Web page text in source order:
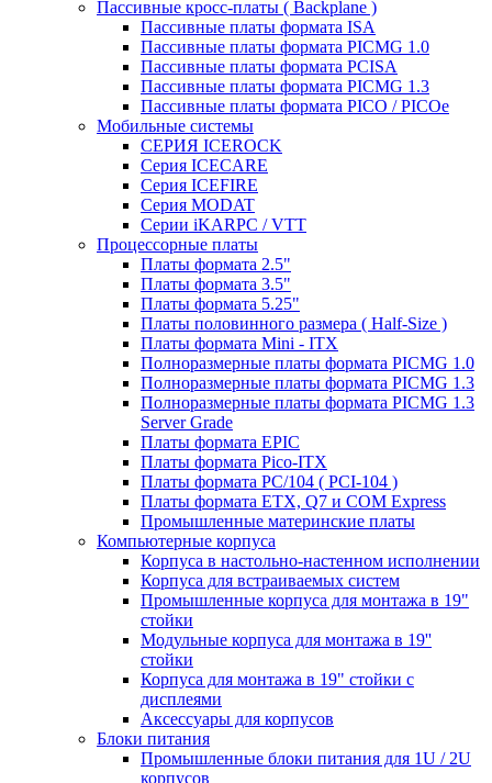
Пассивные кросс-платы ( Backplane )
Пассивные платы формата ISA
Пассивные платы формата PICMG 1.0
Пассивные платы формата PCISA
Пассивные платы формата PICMG 1.3
Пассивные платы формата PICO / PICOe
Мобильные системы
СЕРИЯ ICEROCK
Серия ICECARE
Серия ICEFIRE
Серия MODAT
Серии iKARPC / VTT
Процессорные платы
Платы формата 2.5"
Платы формата 3.5"
Платы формата 5.25"
Платы половинного размера ( Half-Size )
Платы формата Mini - ITX
Полноразмерные платы формата PICMG 1.0
Полноразмерные платы формата PICMG 1.3
Полноразмерные платы формата PICMG 1.3
Server Grade
Платы формата EPIC
Платы формата Pico-ITX
Платы формата PC/104 ( PCI-104 )
Платы формата ETX, Q7 и COM Express
Промышленные материнские платы
Компьютерные корпуса
Корпуса в настольно-настенном исполнении
Корпуса для встраиваемых систем
Промышленные корпуса для монтажа в 19"
стойки
Модульные корпуса для монтажа в 19''
стойки
Корпуса для монтажа в 19" стойки с
дисплеями
Аксессуары для корпусов
Блоки питания
Промышленные блоки питания для 1U / 2U
корпусов